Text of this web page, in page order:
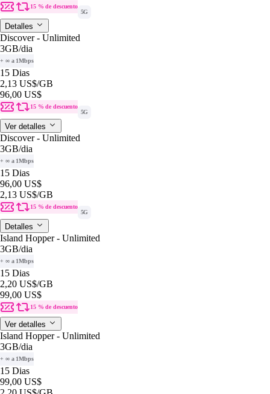
15 % de descuento
5G
Detalles
Discover - Unlimited
3GB/dia
+ ∞ a 1Mbps
15 Dias
2,13 US$/GB
96,00 US$
15 % de descuento
5G
Ver detalles
Discover - Unlimited
3GB/dia
+ ∞ a 1Mbps
15 Dias
96,00 US$
2,13 US$/GB
15 % de descuento
5G
Detalles
Island Hopper - Unlimited
3GB/dia
+ ∞ a 1Mbps
15 Dias
2,20 US$/GB
99,00 US$
15 % de descuento
Ver detalles
Island Hopper - Unlimited
3GB/dia
+ ∞ a 1Mbps
15 Dias
99,00 US$